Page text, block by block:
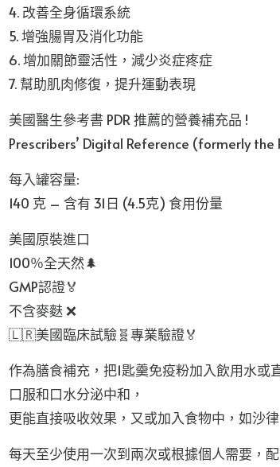
4. 改善全身循環系統
5. 增強腸胃及消化功能
6. 增加關節靈活性，減少炎症疼症
7. 幫助肌肉修復，提升運動表現
美國醫生參考書 PDR 推薦的營養補充品 !
Prescribers’ Digital Reference (formerly the
每入罐容量:
140 克 – 含有 31日 (4.5克) 食用份量
美國原裝進口
100％全天然🌲
GMP認證🏅
不含麥麩 ❌
🇱🇷美國臨床試驗🧬專業驗證🏅
作為膳食補充，把1匙羹免疫粉加入飲用水或
口服和口水分泌中和，
更能直接吸收效果，又或加入食物中，如沙
每天至少使用一次到兩次或根據個人需要，